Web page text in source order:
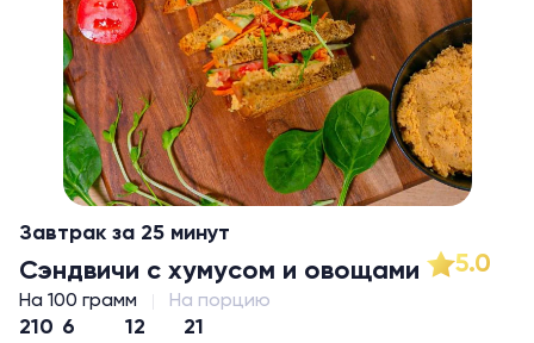
Завтрак за 25 минут
Сэндвичи с хумусом и овощами 5.0
На 100 грамм На порцию
210 6 12 21